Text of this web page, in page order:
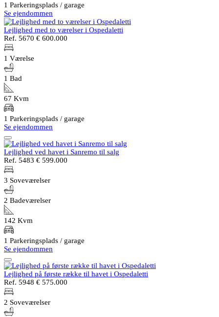
1 Parkeringsplads / garage
Se ejendommen
Lejlighed med to værelser i Ospedaletti
Ref. 5670 € 600.000
1 Værelse
1 Bad
67 Kvm
1 Parkeringsplads / garage
Se ejendommen
Lejlighed ved havet i Sanremo til salg
Ref. 5483 € 599.000
3 Soveværelser
2 Badeværelser
142 Kvm
1 Parkeringsplads / garage
Se ejendommen
Lejlighed på første række til havet i Ospedaletti
Ref. 5948 € 575.000
2 Soveværelser